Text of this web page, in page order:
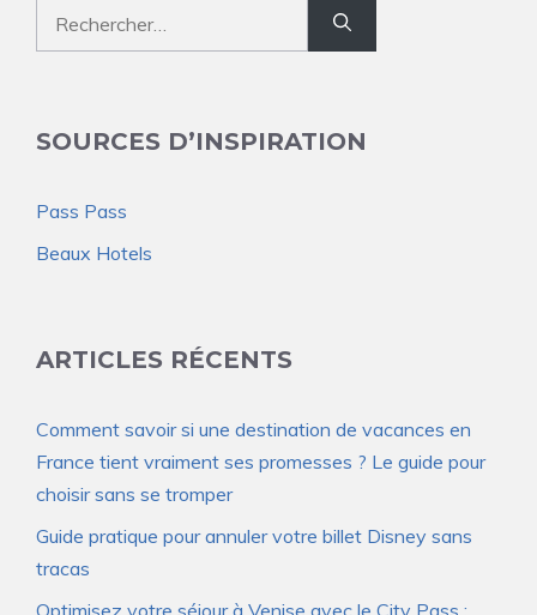
SOURCES D’INSPIRATION
Pass Pass
Beaux Hotels
ARTICLES RÉCENTS
Comment savoir si une destination de vacances en
France tient vraiment ses promesses ? Le guide pour
choisir sans se tromper
Guide pratique pour annuler votre billet Disney sans
tracas
Optimisez votre séjour à Venise avec le City Pass :